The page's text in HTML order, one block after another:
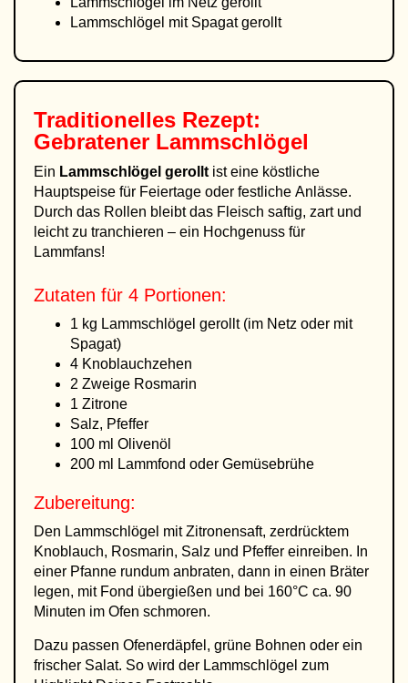
Lammschlögel mit Spagat gerollt
Traditionelles Rezept:
Gebratener Lammschlögel
Ein Lammschlögel gerollt ist eine köstliche
Hauptspeise für Feiertage oder festliche Anlässe.
Durch das Rollen bleibt das Fleisch saftig, zart und
leicht zu tranchieren – ein Hochgenuss für
Lammfans!
Zutaten für 4 Portionen:
1 kg Lammschlögel gerollt (im Netz oder mit
Spagat)
4 Knoblauchzehen
2 Zweige Rosmarin
1 Zitrone
Salz, Pfeffer
100 ml Olivenöl
200 ml Lammfond oder Gemüsebrühe
Zubereitung:
Den Lammschlögel mit Zitronensaft, zerdrücktem
Knoblauch, Rosmarin, Salz und Pfeffer einreiben. In
einer Pfanne rundum anbraten, dann in einen Bräter
legen, mit Fond übergießen und bei 160°C ca. 90
Minuten im Ofen schmoren.
Dazu passen Ofenerdäpfel, grüne Bohnen oder ein
frischer Salat. So wird der Lammschlögel zum